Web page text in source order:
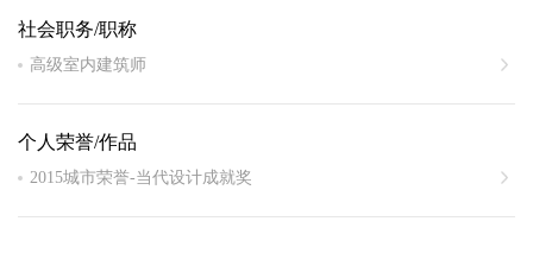
社会职务/职称
高级室内建筑师
高级环境艺术设计师
广东省装饰行业协会理事
SZAID深圳市室内设计师协会理事
个人荣誉/作品
2015城市荣誉-当代设计成就奖
2015年度国际设计大奖艾特奖-最佳商业空间设计